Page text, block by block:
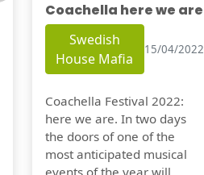
Coachella here we are
Swedish
House Mafia
15/04/2022
Coachella Festival 2022:
here we are. In two days
the doors of one of the
most anticipated musical